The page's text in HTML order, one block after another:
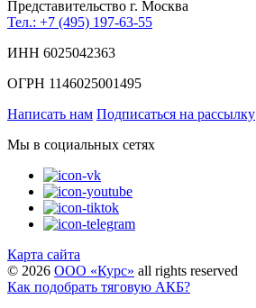
Представительство г. Москва
Тел.: +7 (495) 197-63-55
ИНН 6025042363
ОГРН 1146025001495
Написать нам Подписаться на рассылку
Мы в социальных сетях
Карта сайта
© 2026 ООО «Курс» all rights reserved
Как подобрать тяговую АКБ?